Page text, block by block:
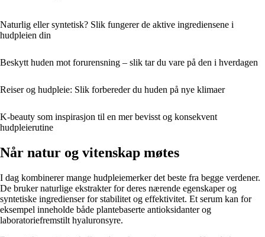
Naturlig eller syntetisk? Slik fungerer de aktive ingrediensene i
hudpleien din
Beskytt huden mot forurensning – slik tar du vare på den i hverdagen
Reiser og hudpleie: Slik forbereder du huden på nye klimaer
K-beauty som inspirasjon til en mer bevisst og konsekvent
hudpleierutine
Når natur og vitenskap møtes
I dag kombinerer mange hudpleiemerker det beste fra begge verdener.
De bruker naturlige ekstrakter for deres nærende egenskaper og
syntetiske ingredienser for stabilitet og effektivitet. Et serum kan for
eksempel inneholde både plantebaserte antioksidanter og
laboratoriefremstilt hyaluronsyre.